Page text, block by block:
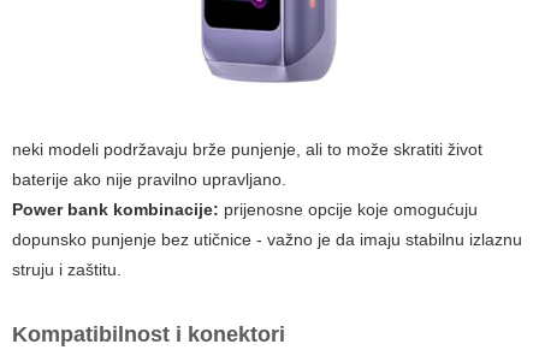
neki modeli podržavaju brže punjenje, ali to može skratiti život
baterije ako nije pravilno upravljano.
Power bank kombinacije: prijenosne opcije koje omogućuju
dopunsko punjenje bez utičnice - važno je da imaju stabilnu izlaznu
struju i zaštitu.
Kompatibilnost i konektori